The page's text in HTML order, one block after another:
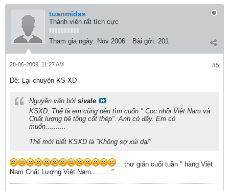
tuanmidas
Thành viên rất tích cực
Tham gia ngày: Nov 2006 Bài gởi: 201
#5
28-06-2009, 11:27 AM
Ðề: Lại chuyện KS XD
Nguyên văn bởi sivale
KSXD: Thế là em cũng nên tìm cuốn " Cọc nhồi Việt Nam và
Chất lượng bê tông cốt thép". Anh có đấy. Em có
muốn..........
Thế mới biết KSXD là "Không sợ xúi dại"
... thư giãn cuối tuần " hàng Việt
Nam Chất Lượng Việt Nam.........."